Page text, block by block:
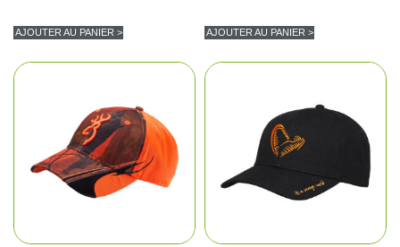
AJOUTER AU PANIER > AJOUTER AU PANIER >